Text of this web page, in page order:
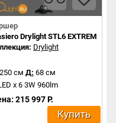
Drylight STL6 EXTREME
Drylight
250 см Д: 68 см
x 6 3W 960lm
215 997 Р.
Купить